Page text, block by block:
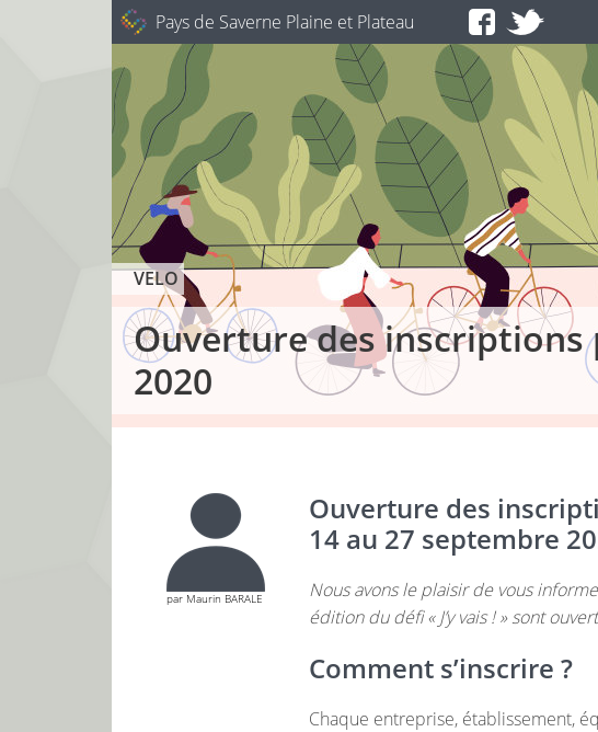
Pays de Saverne Plaine et Plateau
VELO
Ouverture des inscriptions
2020
Ouverture des
14 au 27 septembre
Nous avons le plaisir de vous
édition du défi « J’y vais ! » sont
Comment s’inscrire ?
Chaque entreprise, établissement,
par Maurin BARALE